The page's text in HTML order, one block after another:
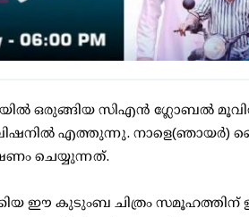
ഒരുങ്ങിയ സിഎൻ ​ഗ്ലോബൽ
എത്തുന്നു. നാളെ(‍ഞായർ)
ചെയ്യുന്നത്.
ഈ കുടുംബ ചിത്രം സമൂഹത്തിന്